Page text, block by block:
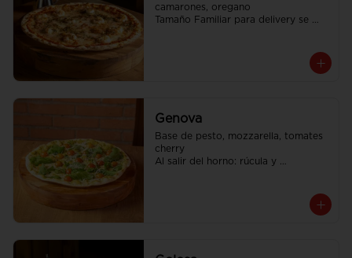
camarones, oregano
Tamaño Familiar para delivery se
Genova
Base de pesto, mozzarella, tomates
cherry
Al salir del horno: rúcula y